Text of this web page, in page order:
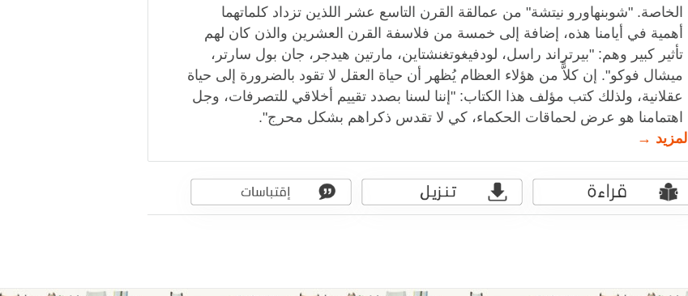
الخاصة. "شوبنهاورو نيتشة" من عمالقة القرن التاسع عشر اللذين تزداد كلماتهما
أهمية في أيامنا هذه، إضافة إلى خمسة من فلاسفة القرن العشرين والذن كان لهم
تأثير كبير وهم: "بيرتراند راسل، لودفيغوتغنشتاين، مارتين هيدجر، جان بول سارتر،
ميشال فوكو". إن كلاًّ من هؤلاء العظام يُظهر أن حياة العقل لا تقود بالضرورة إلى حياة
عقلانية، ولذلك كتب مؤلف هذا الكتاب: "إننا لسنا بصدد تقييم أخلاقي للتصرفات، وجل
اهتمامنا هو عرض لحماقات الحكماء، كي لا تقدس ذكراهم بشكل محرج".
المزيد →